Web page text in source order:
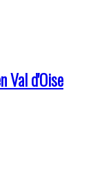
Val d'Oise